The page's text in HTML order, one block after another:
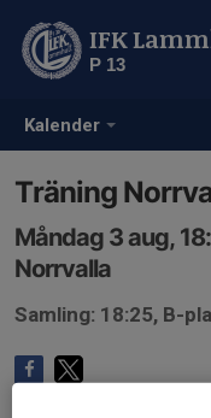
Kalender
IFK
P 13
Träning
Måndag 3 aug,
Norrvalla
Samling: 18:25, B-